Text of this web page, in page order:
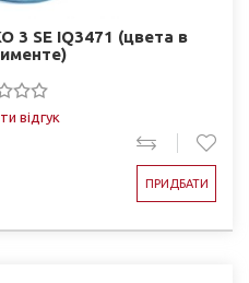
3 SE IQ3471 (цвета в
відгук
ПРИДБАТИ